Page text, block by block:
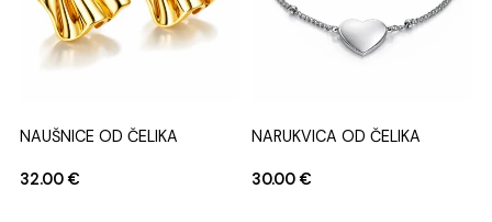
NAUŠNICE OD ČELIKA
32.00€
NARUKVICA OD ČELIKA
30.00€